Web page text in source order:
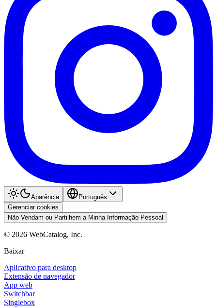
Aparência
Português
Gerenciar cookies
Não Vendam ou Partilhem a Minha Informação Pessoal
© 2026 WebCatalog, Inc.
Baixar
Aplicativo para desktop
Extensão de navegador
App web
Switchbar
Singlebox